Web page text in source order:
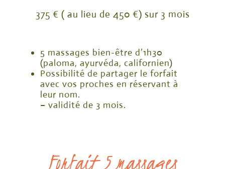
375 € ( au lieu de 450 €) sur 3 mois
5 massages bien-être d’1h30
(paloma, ayurvéda, californien)
Possibilité de partager le forfait
avec vos proches en réservant à
leur nom.
– validité de 3 mois.
Forfait 5 massages